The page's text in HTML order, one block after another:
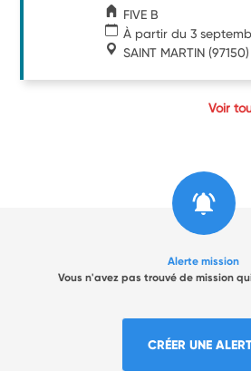
FIVE B
À partir du 3
SAINT MARTIN (97150)
Voir
Alerte mission
Vous n'avez pas trouvé de mission
CRÉER UNE